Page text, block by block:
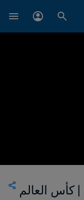
ألمانيا وبوليفيا | المجموعة ٣ | كأس العالم